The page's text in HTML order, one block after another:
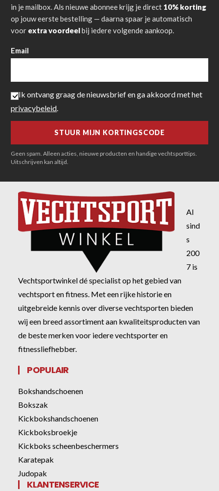
in je mailbox. Als nieuwe abonnee krijg je direct 10% korting
op jouw eerste bestelling — daarna spaar je automatisch
voor extra voordeelbij iedere volgende aankoop.
Email
Ik ontvang graag de nieuwsbrief en ga akkoord met het
privacybeleid.
Geen spam. Alleen acties, nieuwe producten en handige vechtsporttips.
Uitschrijven kan altijd.
Al
sind
s
200
7 is
Vechtsportwinkel dé specialist op het gebied van
vechtsport en fitness. Met een rijke historie en
uitgebreide kennis over diverse vechtsporten bieden
wij een breed assortiment aan kwaliteitsproducten van
de beste merken voor iedere vechtsporter en
fitnessliefhebber.
POPULAIR
Bokshandschoenen
Bokszak
Kickbokshandschoenen
Kickboksbroekje
Kickboks scheenbeschermers
Karatepak
Judopak
KLANTENSERVICE